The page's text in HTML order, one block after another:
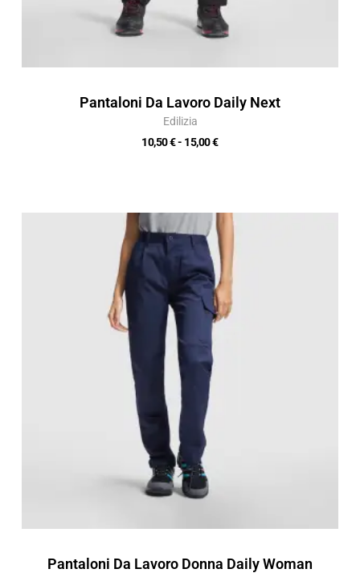
Pantaloni Da Lavoro Daily Next
Edilizia
10,50€- 15,00€
Pantaloni Da Lavoro Donna Daily Woman
Fascia
di
prezzo:
da
11,75 €
a
16,79 €